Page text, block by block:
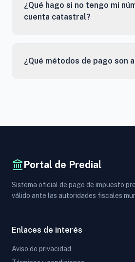
¿Qué hago si no tengo mi
cuenta catastral?
¿Qué métodos de pago son
Portal de Predial
Sistema oficial de pago de impuesto
válido ante las autoridades fiscales
Enlaces de interés
Aviso de privacidad